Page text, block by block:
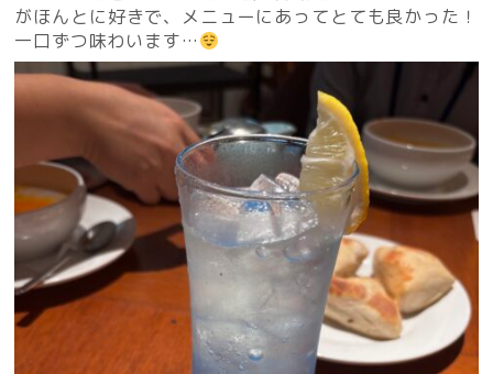
がほんとに好きで、メニューにあってとても良かった！
一口ずつ味わいます…